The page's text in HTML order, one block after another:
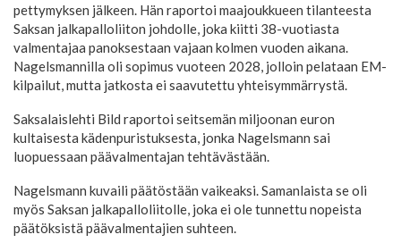
pettymyksen jälkeen. Hän raportoi maajoukkueen tilanteesta
Saksan jalkapalloliiton johdolle, joka kiitti 38-vuotiasta
valmentajaa panoksestaan vajaan kolmen vuoden aikana.
Nagelsmannilla oli sopimus vuoteen 2028, jolloin pelataan EM-
kilpailut, mutta jatkosta ei saavutettu yhteisymmärrystä.
Saksalaislehti Bild raportoi seitsemän miljoonan euron
kultaisesta kädenpuristuksesta, jonka Nagelsmann sai
luopuessaan päävalmentajan tehtävästään.
Nagelsmann kuvaili päätöstään vaikeaksi. Samanlaista se oli
myös Saksan jalkapalloliitolle, joka ei ole tunnettu nopeista
päätöksistä päävalmentajien suhteen.